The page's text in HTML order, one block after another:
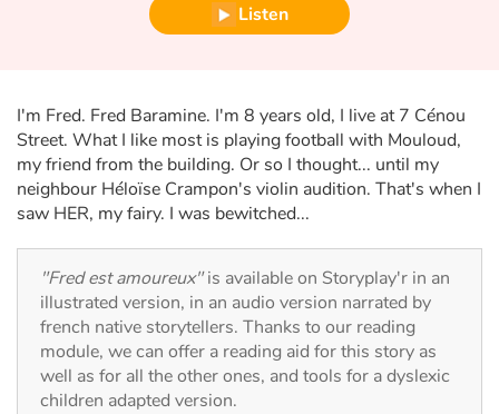
Ecology, nature, seasons
Travel, epic, investigation, adventure
Around the world
Learning
Arts, space, activities
Documentaries
Listen
I'm Fred. Fred Baramine. I'm 8 years old, I live at 7 Cénou
Street. What I like most is playing football with Mouloud,
my friend from the building. Or so I thought... until my
neighbour Héloïse Crampon's violin audition. That's when I
saw HER, my fairy. I was bewitched...
"Fred est amoureux"is available on Storyplay'r in an
illustrated version, in an audio version narrated by
french native storytellers. Thanks to our reading
module, we can offer a reading aid for this story as
well as for all the other ones, and tools for a dyslexic
children adapted version.